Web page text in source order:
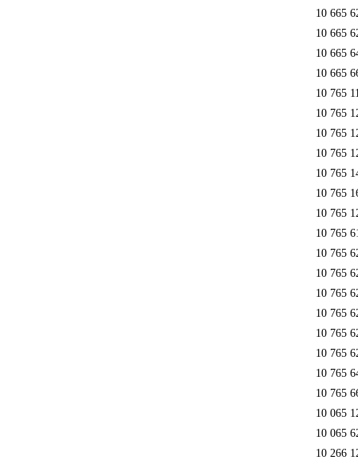
10 665
10 665
10 665
10 665
10 765
10 765
10 765
10 765
10 765
10 765
10 765
10 765
10 765
10 765
10 765
10 765
10 765
10 765
10 765
10 765
10 065
10 065
10 266